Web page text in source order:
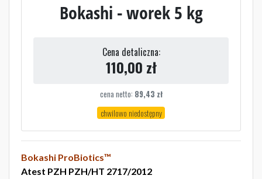
Bokashi - worek 5 kg
Cena detaliczna:
110,00 zł
cena netto: 89,43 zł
chwilowo niedostępny
Bokashi ProBiotics™
Atest PZH PZH/HT 2717/2012